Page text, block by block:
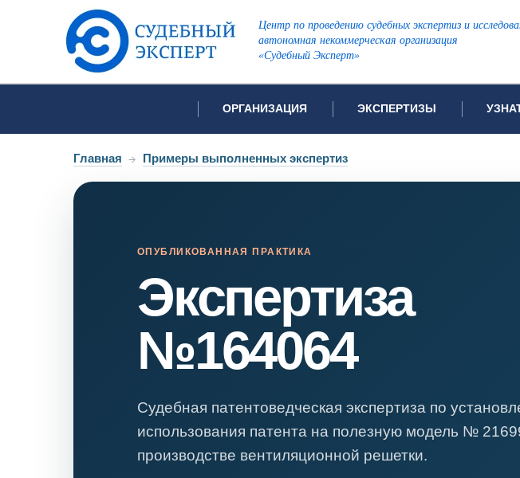
Центр по проведению судебных экспертиз и
автономная некоммерческая организация
«Судебный Эксперт»
ОРГАНИЗАЦИЯ
Об организации
Лицензии и аккредитации
Для СМИ
Политика конфиденциальности
ЭКСПЕРТИЗЫ
Список всех видов проводимых экспертиз
Видеотехническая экспертиза
Лингвистическая экспертиза
Оценочная экспертиза
Пожарно-техническая экспертиза
Психиатрическая экспертиза
Фоноскопическая экспертиза
Экономическая экспертиза
Видео
Главная → Примеры выполненных экспертиз
ОПУБЛИКОВАННАЯ ПРАКТИКА
Экспертиза
№164064
Судебная патентоведческая экспертиза по
использования патента на полезную модель №
производстве вентиляционной решетки.